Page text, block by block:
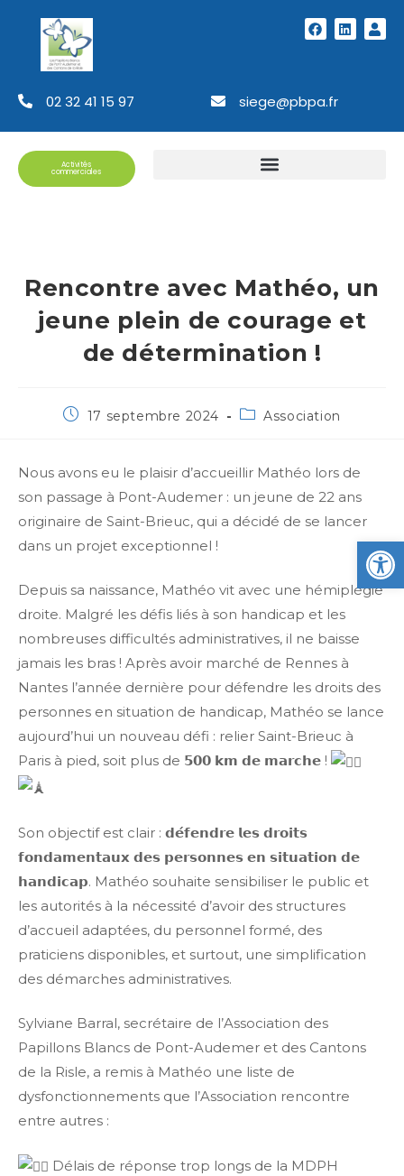
02 32 41 15 97 siege@pbpa.fr
Activités
commerciales
Rencontre avec Mathéo, un
jeune plein de courage et
de détermination !
17 septembre 2024 Association
Nous avons eu le plaisir d’accueillir Mathéo lors de
son passage à Pont-Audemer : un jeune de 22 ans
originaire de Saint-Brieuc, qui a décidé de se lancer
dans un projet exceptionnel !
Depuis sa naissance, Mathéo vit avec une hémiplégie
droite. Malgré les défis liés à son handicap et les
nombreuses difficultés administratives, il ne baisse
jamais les bras ! Après avoir marché de Rennes à
Nantes l’année dernière pour défendre les droits des
personnes en situation de handicap, Mathéo se lance
aujourd’hui un nouveau défi : relier Saint-Brieuc à
Paris à pied, soit plus de 𝟱𝟬𝟬 𝗸𝗺 𝗱𝗲 𝗺𝗮𝗿𝗰𝗵𝗲 !
Son objectif est clair : 𝗱𝗲́𝗳𝗲𝗻𝗱𝗿𝗲 𝗹𝗲𝘀 𝗱𝗿𝗼𝗶𝘁𝘀
𝗳𝗼𝗻𝗱𝗮𝗺𝗲𝗻𝘁𝗮𝘂𝘅 𝗱𝗲𝘀 𝗽𝗲𝗿𝘀𝗼𝗻𝗻𝗲𝘀 𝗲𝗻 𝘀𝗶𝘁𝘂𝗮𝘁𝗶𝗼𝗻 𝗱𝗲
𝗵𝗮𝗻𝗱𝗶𝗰𝗮𝗽. Mathéo souhaite sensibiliser le public et
les autorités à la nécessité d’avoir des structures
d’accueil adaptées, du personnel formé, des
praticiens disponibles, et surtout, une simplification
des démarches administratives.
Sylviane Barral, secrétaire de l’Association des
Papillons Blancs de Pont-Audemer et des Cantons
de la Risle, a remis à Mathéo une liste de
dysfonctionnements que l’Association rencontre
entre autres :
Délais de réponse trop longs de la MDPH